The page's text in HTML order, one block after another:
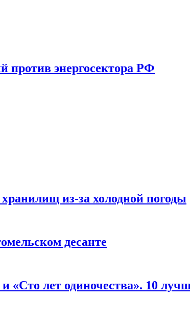
против энергосектора РФ
из-за холодной погоды
десанте
лет одиночества». 10